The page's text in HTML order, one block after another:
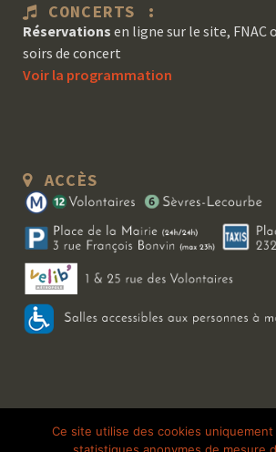
CONCERTS :
Réservations en ligne sur le site, FNAC
soirs de concert
Voir la programmation
ACCÈS
Copyright 2026 Le Bal Blomet | Tous droits réservés |
Ce site utilise des cookies